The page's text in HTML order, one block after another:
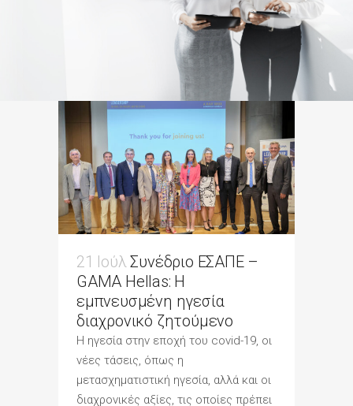
21 Ιούλ Συνέδριο ΕΣΑΠΕ –
GAMA Hellas: Η
εμπνευσμένη ηγεσία
διαχρονικό ζητούμενο
Η ηγεσία στην εποχή του covid-19, οι
νέες τάσεις, όπως η
μετασχηματιστική ηγεσία, αλλά και οι
διαχρονικές αξίες, τις οποίες πρέπει